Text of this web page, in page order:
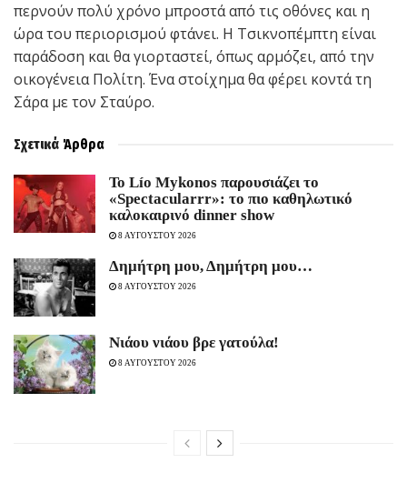
περνούν πολύ χρόνο μπροστά από τις οθόνες και η
ώρα του περιορισμού φτάνει. Η Τσικνοπέμπτη είναι
παράδοση και θα γιορταστεί, όπως αρμόζει, από την
οικογένεια Πολίτη. Ένα στοίχημα θα φέρει κοντά τη
Σάρα με τον Σταύρο.
Σχετικά Άρθρα
Το Lío Mykonos παρουσιάζει το
«Spectacularrr»: το πιο καθηλωτικό
καλοκαιρινό dinner show
8 ΑΥΓΟΥΣΤΟΥ 2026
Δημήτρη μου, Δημήτρη μου…
8 ΑΥΓΟΥΣΤΟΥ 2026
Νιάου νιάου βρε γατούλα!
8 ΑΥΓΟΥΣΤΟΥ 2026